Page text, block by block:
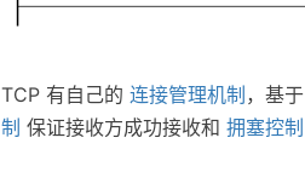
TCP 有自己的 连接管理机制，基于
制 保证接收方成功接收和 拥塞控制